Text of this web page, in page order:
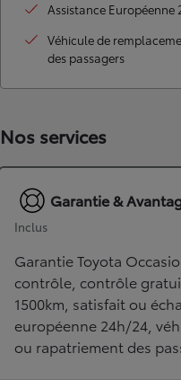
Assistance Européenne
Véhicule de
des passagers
Nos services
Garantie &
Inclus
Garantie Toyota
contrôle, contrôle
1500km, satisfait ou
européenne 24h/24,
ou rapatriement des